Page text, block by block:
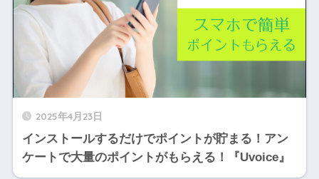
2025年4月23日
インストールするだけでポイントが貯まる！アン
ケートで大量のポイントがもらえる！『Uvoice』